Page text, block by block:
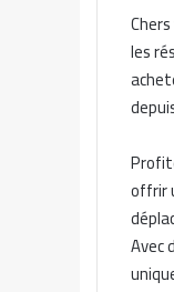
les
offrir
Avec